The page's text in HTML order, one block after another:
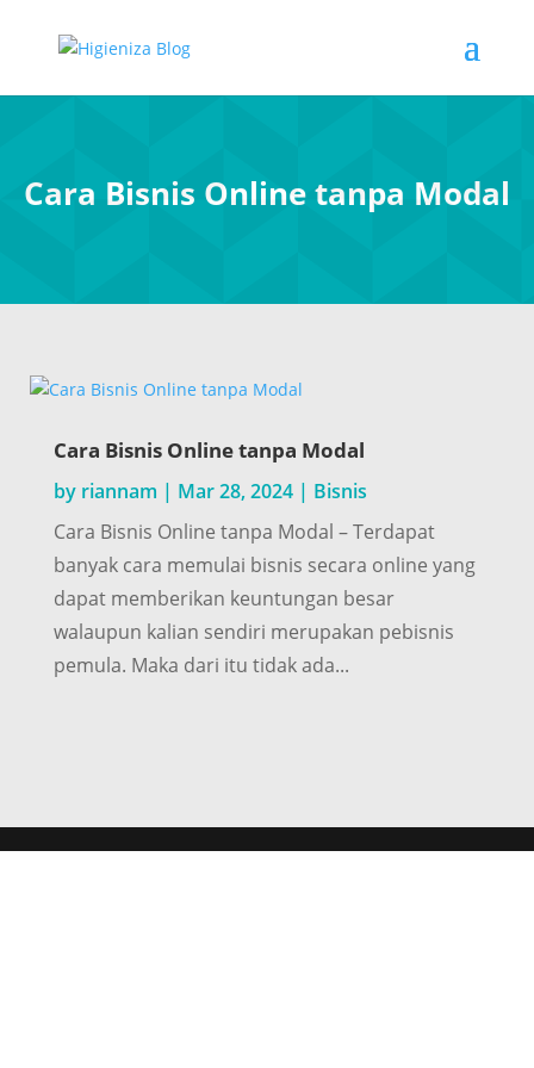
Cara Bisnis Online tanpa Modal
Cara Bisnis Online tanpa Modal
by riannam | Mar 28, 2024| Bisnis
Cara Bisnis Online tanpa Modal – Terdapat
banyak cara memulai bisnis secara online yang
dapat memberikan keuntungan besar
walaupun kalian sendiri merupakan pebisnis
pemula. Maka dari itu tidak ada...